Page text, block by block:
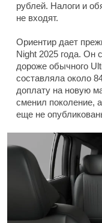
рублей. Налоги и
не входят.
Ориентир дает
Night 2025 года. Он
дороже обычного
составляла около
доплату на новую
сменил поколение,
еще не